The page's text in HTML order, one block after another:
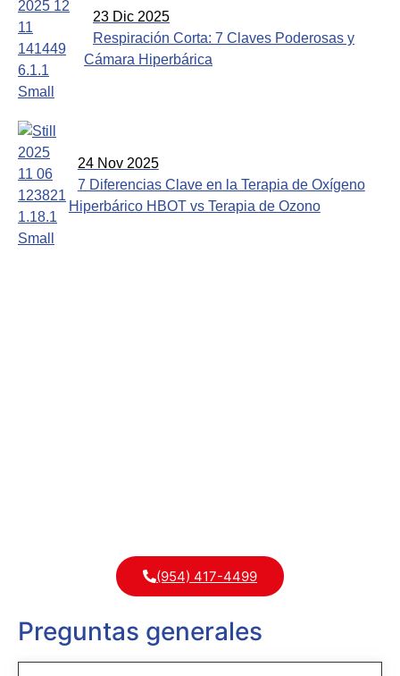
23 Dic 2025
Respiración Corta: 7 Claves Poderosas y
Cámara Hiperbárica
24 Nov 2025
7 Diferencias Clave en la Terapia de Oxígeno
Hiperbárico HBOT vs Terapia de Ozono
(954) 417-4499
Preguntas generales